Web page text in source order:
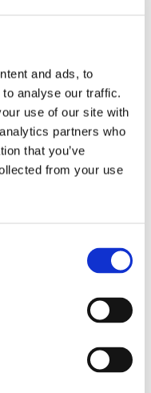
and ads, to
analyse our traffic.
use of our site with
partners who
that you’ve
from your use
με τα διάφανα νερά!
παραλία του
το ναυάγιο ενός
Η πρόσβαση
ή με το καραβάκι
δίκτυο των